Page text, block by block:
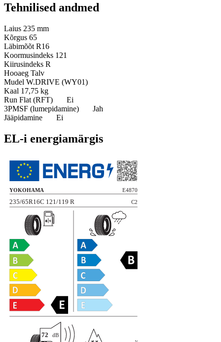
Tehnilised andmed
Laius 235 mm
Kõrgus 65
Läbimõõt R16
Koormusindeks 121
Kiirusindeks R
Hooaeg Talv
Mudel W.DRIVE (WY01)
Kaal 17,75 kg
Run Flat (RFT)
Ei
3PMSF (lumepidamine)
Jah
Jääpidamine
Ei
EL-i energiamärgis